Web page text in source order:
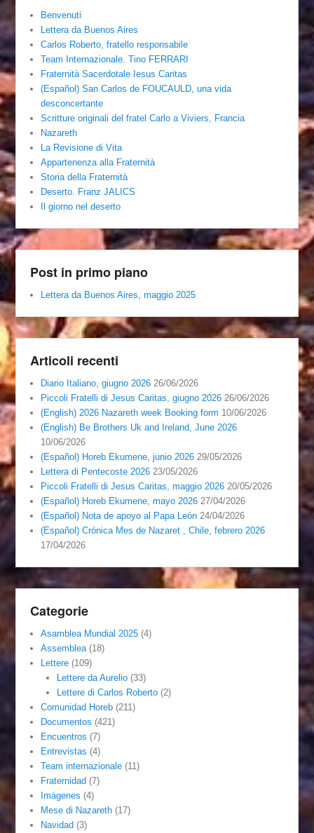
Benvenuti
Lettera da Buenos Aires
Carlos Roberto, fratello responsabile
Team Internazionale. Tino FERRARI
Fraternità Sacerdotale Iesus Caritas
(Español) San Carlos de FOUCAULD, una vida
desconcertante
Scritture originali del fratel Carlo a Viviers, Francia
Nazareth
La Revisione di Vita
Appartenenza alla Fraternità
Storia della Fraternità
Deserto. Franz JALICS
Il giorno nel deserto
Post in primo piano
Lettera da Buenos Aires, maggio 2025
Articoli recenti
Diario Italiano, giugno 2026 26/06/2026
Piccoli Fratelli di Jesus Caritas, giugno 2026 26/06/2026
(English) 2026 Nazareth week Booking form 10/06/2026
(English) Be Brothers Uk and Ireland, June 2026
10/06/2026
(Español) Horeb Ekumene, junio 2026 29/05/2026
Lettera di Pentecoste 2026 23/05/2026
Piccoli Fratelli di Jesus Caritas, maggio 2026 20/05/2026
(Español) Horeb Ekumene, mayo 2026 27/04/2026
(Español) Nota de apoyo al Papa León 24/04/2026
(Español) Crónica Mes de Nazaret , Chile, febrero 2026
17/04/2026
Categorie
Asamblea Mundial 2025 (4)
Assemblea (18)
Lettere (109)
Lettere da Aurelio(33)
Lettere di Carlos Roberto(2)
Comunidad Horeb (211)
Documentos (421)
Encuentros (7)
Entrevistas (4)
Team internazionale (11)
Fraternidad (7)
Imágenes (4)
Mese di Nazareth (17)
Navidad (3)